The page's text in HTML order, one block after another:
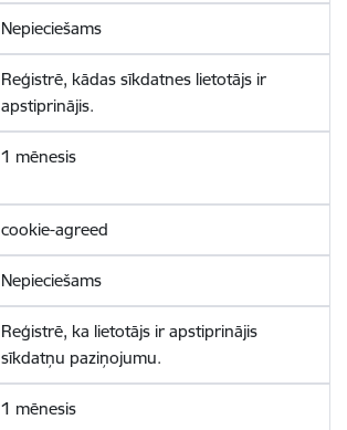
Nepieciešams
Reģistrē, kādas sīkdatnes lietotājs ir
apstiprinājis.
1 mēnesis
cookie-agreed
Nepieciešams
Reģistrē, ka lietotājs ir apstiprinājis
sīkdatņu paziņojumu.
1 mēnesis